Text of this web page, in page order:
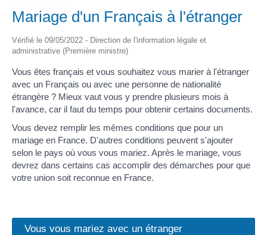
Mariage d'un Français à l'étranger
Vérifié le 09/05/2022 - Direction de l'information légale et
administrative (Première ministre)
Vous êtes français et vous souhaitez vous marier à l'étranger
avec un Français ou avec une personne de nationalité
étrangère ? Mieux vaut vous y prendre plusieurs mois à
l'avance, car il faut du temps pour obtenir certains documents.
Vous devez remplir les mêmes conditions que pour un
mariage en France. D'autres conditions peuvent s'ajouter
selon le pays où vous vous mariez. Après le mariage, vous
devrez dans certains cas accomplir des démarches pour que
votre union soit reconnue en France.
Vous vous mariez avec un étranger